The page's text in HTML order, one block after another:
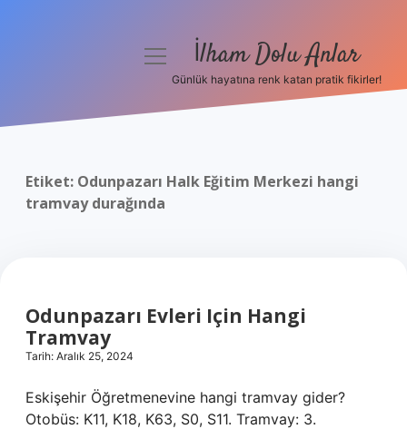
Yasal Uyarı
menüyü İlham Dolu Anlar
Günlük hayatına renk katan pratik fikirler!
Etiket: Odunpazarı Halk Eğitim Merkezi hangi
tramvay durağında
Odunpazarı Evleri Için Hangi
Tramvay
Tarih: Aralık 25, 2024
Eskişehir Öğretmenevine hangi tramvay gider?
Otobüs: K11, K18, K63, S0, S11. Tramvay: 3.